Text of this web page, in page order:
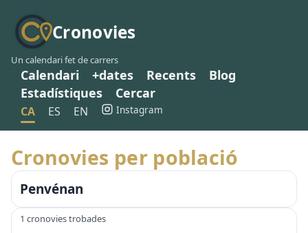
Cronovies
Un calendari fet de carrers
Calendari +dates Recents
Blog
Estadístiques
Cercar
CA ES EN Instagram
Cronovies per població
Penvénan
1 cronovies trobades